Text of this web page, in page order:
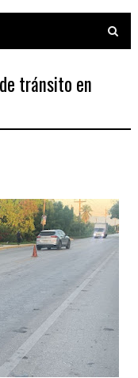
tránsito en